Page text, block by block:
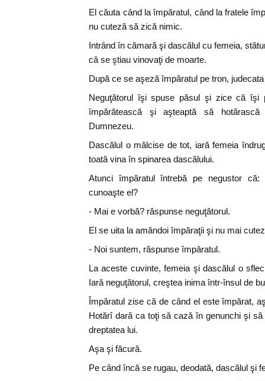
El căuta când la împăratul, când la fratele
nu cuteză să zică nimic.
Intrând în cămară şi dascălul cu femeia,
că se ştiau vinovaţi de moarte.
După ce se aşeză împăratul pe tron,
Neguţătorul îşi spuse păsul şi zice că îşi
împărătească şi aşteaptă să
Dumnezeu.
Dascălul o mâlcise de tot, iară femeia
toată vina în spinarea dascălului.
Atunci împăratul întrebă pe negustor
cunoaşte el?
- Mai e vorbă? răspunse neguţătorul.
El se uita la amândoi împăraţii şi nu mai
- Noi suntem, răspunse împăratul.
La aceste cuvinte, femeia şi dascălul o
Iară neguţătorul, creştea inima într-însul de
Împăratul zise că de când el este împărat,
Hotărî dară ca toţi să cază în genunchi şi
dreptatea lui.
Aşa şi făcură.
Pe când încă se rugau, deodată, dascălul şi